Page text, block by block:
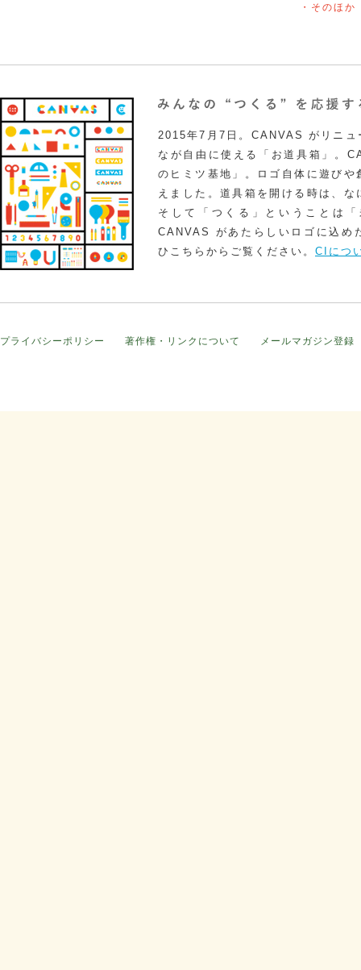
・そのほか
2015年7月7日。CANVAS がリニュ
なが自由に使える「お道具箱」。
のヒミツ基地」。ロゴ自体に遊び
えました。道具箱を開ける時は、
そして「つくる」ということは
CANVAS があたらしいロゴに込め
ひこちらからご覧ください。 CIにつ
プライバシーポリシー 著作権・リンクについて メールマガジン登録